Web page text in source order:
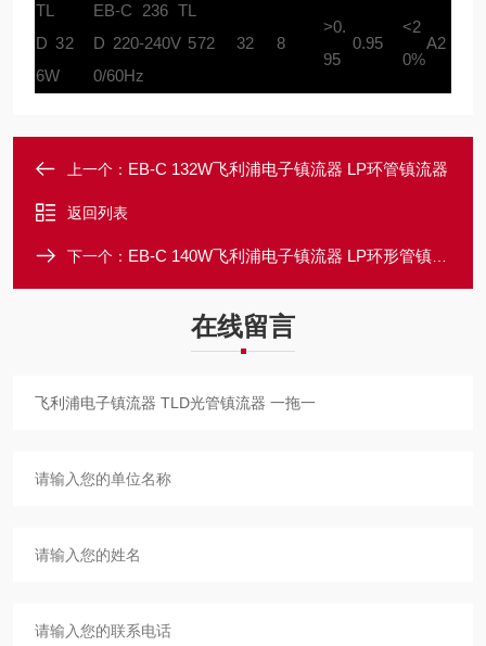
TL
D 3
6W
2
EB-C 236 TL
D 220-240V 5
0/60Hz
72 32 8
>0.
95
0.95
<2
0%
A2
上一个： EB-C 132W飞利浦电子镇流器 LP环管镇流器
返回列表
下一个： EB-C 140W飞利浦电子镇流器 LP环形管镇流器
在线留言